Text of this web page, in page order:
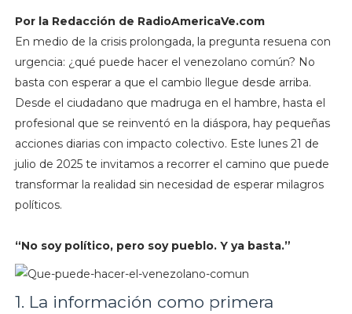
Por la Redacción de RadioAmericaVe.com
En medio de la crisis prolongada, la pregunta resuena con
urgencia: ¿qué puede hacer el venezolano común? No
basta con esperar a que el cambio llegue desde arriba.
Desde el ciudadano que madruga en el hambre, hasta el
profesional que se reinventó en la diáspora, hay pequeñas
acciones diarias con impacto colectivo. Este lunes 21 de
julio de 2025 te invitamos a recorrer el camino que puede
transformar la realidad sin necesidad de esperar milagros
políticos.
“No soy político, pero soy pueblo. Y ya basta.”
1. La información como primera